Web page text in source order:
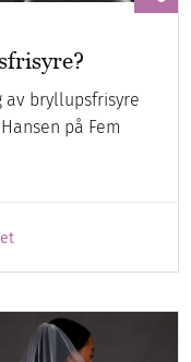
av bryllupsfrisyre
på Fem